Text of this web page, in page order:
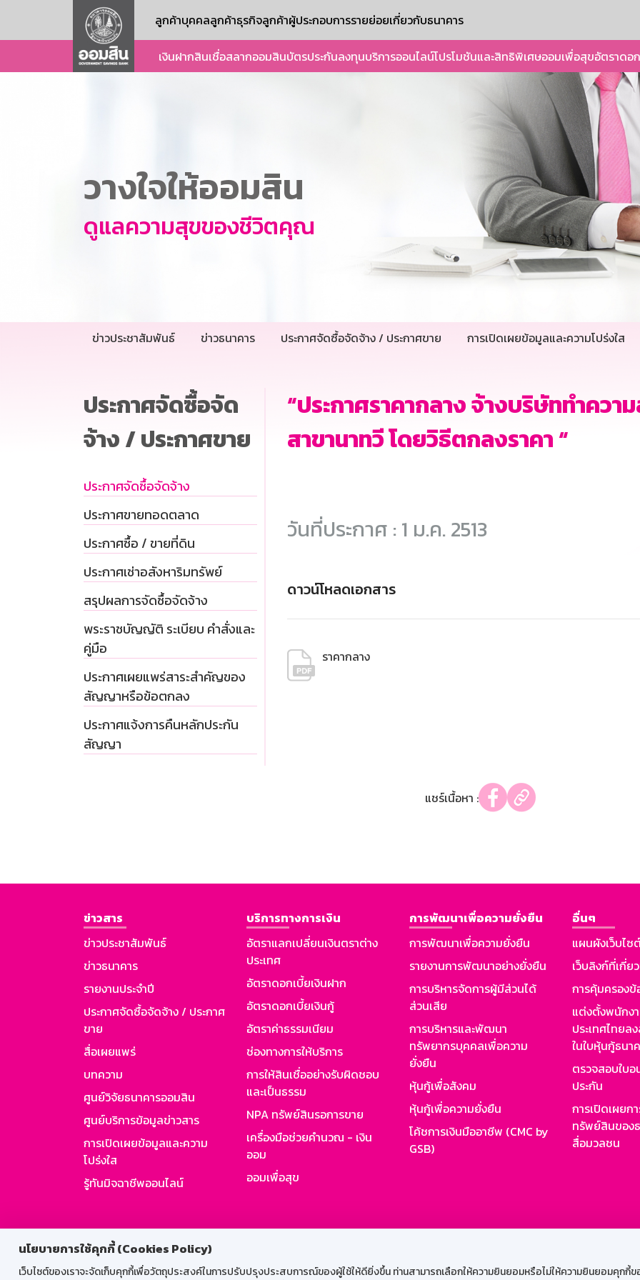
นโยบายการใช้คุกกี้ (Cookies Policy)
เว็บไซต์ของเราจะจัดเก็บคุกกี้เพื่อวัตถุประสงค์ในการปรับปรุงประสบการณ์ของผู้ใช้ให้ดียิ่งขึ้น ท่านสามารถเลือกให้ความยินยอมหรือไม่ให้ความยินยอมคุกกี้ข
ลูกค้าบุคคลลูกค้าธุรกิจลูกค้าผู้ประกอบการรายย่อยเกี่ยวกับธนาคาร
เงินฝากสินเชื่อสลากออมสินบัตรประกันลงทุนบริการออนไลน์โปรโมชันและสิทธิพิเศษออมเพื่อสุขอัตราดอ
วางใจให้ออมสิน
ดูแลความสุขของชีวิตคุณ
ข่าวประชาสัมพันธ์ ข่าวธนาคาร ประกาศจัดซื้อจัดจ้าง / ประกาศขาย การเปิดเผยข้อมูลและความโปร่งใส
ประกาศจัดซื้อจัด
จ้าง / ประกาศขาย
ประกาศจัดซื้อจัดจ้าง
ประกาศขายทอดตลาด
ประกาศซื้อ / ขายที่ดิน
ประกาศเช่าอสังหาริมทรัพย์
สรุปผลการจัดซื้อจัดจ้าง
พระราชบัญญัติ ระเบียบ คำสั่งและ
คู่มือ
ประกาศเผยแพร่สาระสำคัญของ
สัญญาหรือข้อตกลง
ประกาศแจ้งการคืนหลักประกัน
สัญญา
“ประกาศราคากลาง จ้างบริษัททำควา
สาขานาทวี โดยวิธีตกลงราคา “
วันที่ประกาศ : 1 ม.ค. 2513
ดาวน์โหลดเอกสาร
ราคากลาง
แชร์เนื้อหา :
ข่าวสาร
ข่าวประชาสัมพันธ์
ข่าวธนาคาร
รายงานประจำปี
ประกาศจัดซื้อจัดจ้าง / ประกาศ
ขาย
สื่อเผยแพร่
บทความ
ศูนย์วิจัยธนาคารออมสิน
ศูนย์บริการข้อมูลข่าวสาร
การเปิดเผยข้อมูลและความ
โปร่งใส
รู้ทันมิจฉาชีพออนไลน์
บริการทางการเงิน
อัตราแลกเปลี่ยนเงินตราต่าง
ประเทศ
อัตราดอกเบี้ยเงินฝาก
อัตราดอกเบี้ยเงินกู้
อัตราค่าธรรมเนียม
ช่องทางการให้บริการ
การให้สินเชื่ออย่างรับผิดชอบ
และเป็นธรรม
NPA ทรัพย์สินรอการขาย
เครื่องมือช่วยคำนวณ - เงิน
ออม
ออมเพื่อสุข
การพัฒนาเพื่อความยั่งยืน
การพัฒนาเพื่อความยั่งยืน
รายงานการพัฒนาอย่างยั่งยืน
การบริหารจัดการผู้มีส่วนได้
ส่วนเสีย
การบริหารและพัฒนา
ทรัพยากรบุคคลเพื่อความ
ยั่งยืน
หุ้นกู้เพื่อสังคม
หุ้นกู้เพื่อความยั่งยืน
โค้ชการเงินมืออาชีพ (CMC by
GSB)
อื่นๆ
แผนผังเว็บไซ
เว็บลิงก์ที่เกี่ย
การคุ้มครอง
แต่งตั้งพนักง
ประเทศไทยล
ในใบหุ้นกู้ธนา
ตรวจสอบใบ
ประกัน
การเปิดเผยก
ทรัพย์สินของ
สื่อมวลชน